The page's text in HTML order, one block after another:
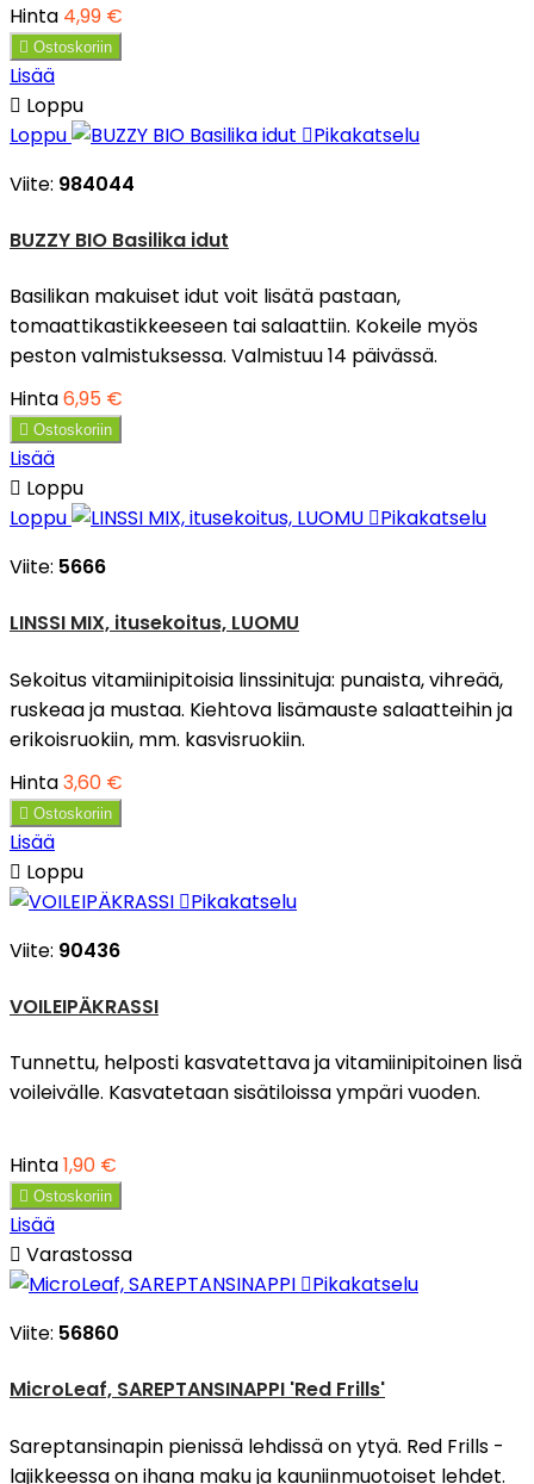
Hinta 4,99 €
 Ostoskoriin
Lisää
 Loppu
Loppu
Pikakatselu
Viite: 984044
BUZZY BIO Basilika idut
Basilikan makuiset idut voit lisätä pastaan,
tomaattikastikkeeseen tai salaattiin. Kokeile myös
peston valmistuksessa. Valmistuu 14 päivässä.
Hinta6,95 €
 Ostoskoriin
Lisää
 Loppu
Loppu
Pikakatselu
Viite: 5666
LINSSI MIX, itusekoitus, LUOMU
Sekoitus vitamiinipitoisia linssinituja: punaista, vihreää,
ruskeaa ja mustaa. Kiehtova lisämauste salaatteihin ja
erikoisruokiin, mm. kasvisruokiin.
Hinta3,60 €
 Ostoskoriin
Lisää
 Loppu
Pikakatselu
Viite: 90436
VOILEIPÄKRASSI
Tunnettu, helposti kasvatettava ja vitamiinipitoinen lisä
voileivälle. Kasvatetaan sisätiloissa ympäri vuoden.
Hinta1,90 €
 Ostoskoriin
Lisää
 Varastossa
Pikakatselu
Viite: 56860
MicroLeaf, SAREPTANSINAPPI 'Red Frills'
Sareptansinapin pienissä lehdissä on ytyä. Red Frills -
lajikkeessa on ihana maku ja kauniinmuotoiset lehdet.